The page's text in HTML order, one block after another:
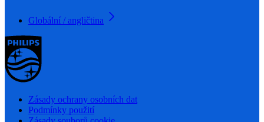
Globální / angličtina
Zásady ochrany osobních dat
Podmínky použití